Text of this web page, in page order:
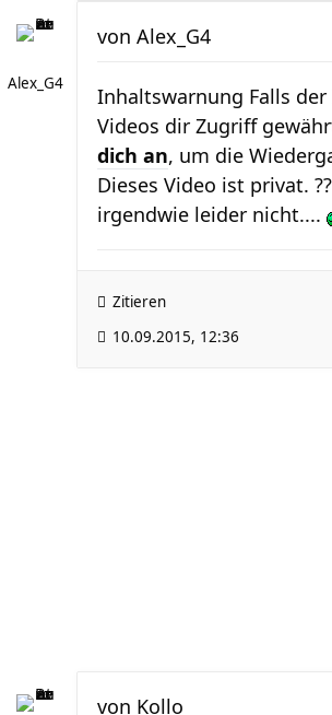
Alex_G4
von Alex_G4
Inhaltswarnung Falls
Videos dir Zugriff
dich an, um die
Dieses Video ist privat.
irgendwie leider nicht....
Zitieren
10.09.2015, 12:36
von Kollo